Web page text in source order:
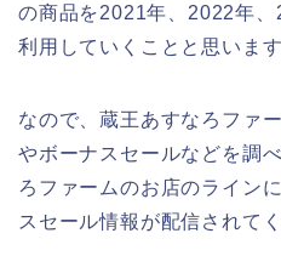
の商品を2021年、2022年
利用していくことと思います
なので、蔵王あすなろファ
やボーナスセールなどを調
ろファームのお店のライン
スセール情報が配信されて